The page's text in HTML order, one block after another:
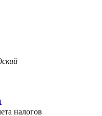
налогов